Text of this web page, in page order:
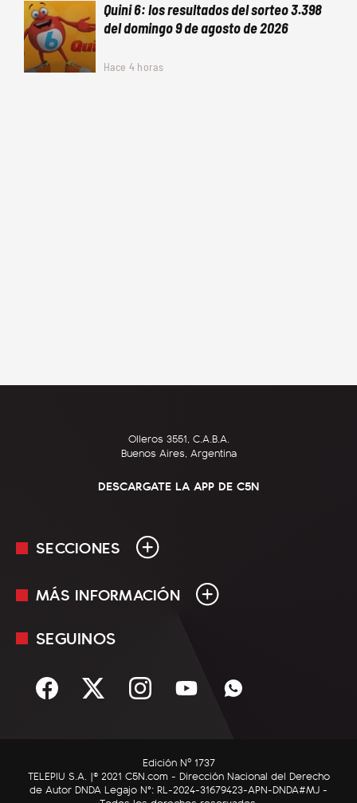
Quini 6: los resultados del sorteo 3.398
del domingo 9 de agosto de 2026
Hace 4 horas
Olleros 3551, C.A.B.A.
Buenos Aires, Argentina
DESCARGATE LA APP DE C5N
SECCIONES
En Vivo
Sociedad
C5N Autos
RatingCero
MÁS INFORMACIÓN
Mediakit
Términos y condiciones
SEGUINOS
Edición Nº 1737
TELEPIU S.A. |© 2021 C5N.com - Dirección Nacional del Derecho
de Autor DNDA Legajo N°: RL-2024-31679423-APN-DNDA#MJ -